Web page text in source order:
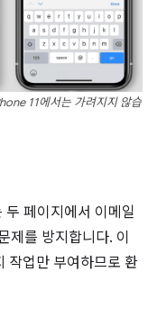
11에서는 가려지지 않습
페이지에서 이메일
제를 방지합니다. 이
작업만 부여하므로 환